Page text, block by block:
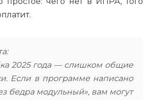
2025 года — слишком общие
Если в программе написано
бедра модульный», вам могут